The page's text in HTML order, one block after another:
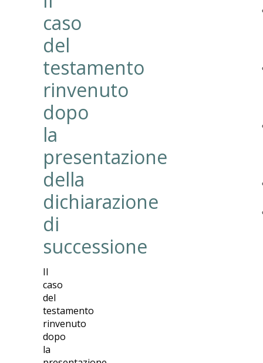
caso
del
testamento
rinvenuto
dopo
la
presentazione
della
dichiarazione
di
successione
Il
caso
del
testamento
rinvenuto
dopo
la